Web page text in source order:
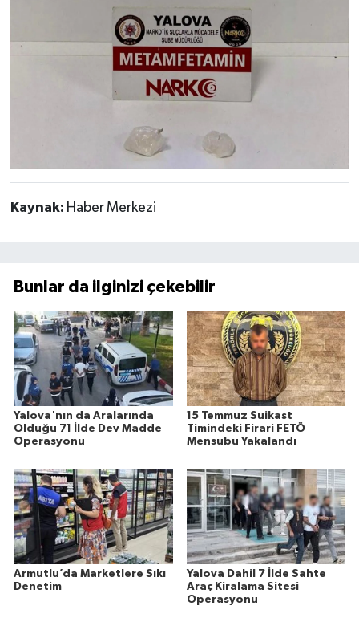
Kaynak: Haber Merkezi
Bunlar da ilginizi çekebilir
Yalova'nın da Aralarında
Olduğu 71 İlde Dev Madde
Operasyonu
15 Temmuz Suikast
Timindeki Firari FETÖ
Mensubu Yakalandı
Armutlu’da Marketlere Sıkı
Denetim
Yalova Dahil 7 İlde Sahte
Araç Kiralama Sitesi
Operasyonu